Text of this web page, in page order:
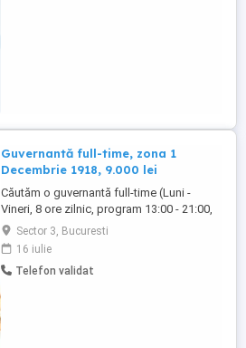
Guvernantă full-time, zona 1
Decembrie 1918, 9.000 lei
Căutăm o guvernantă full-time (Luni -
Vineri, 8 ore zilnic, program 13:00 - 21:00,
în timpul anului școlar - în timpul
vacanțelor școlare, guvernanta trebuie să
lucreze și ore suplimentare) pentru fetița
de 6 ani a unei familii, ce locuiește în zona
Sector 3, Bucuresti
16 iulie
Telefon validat